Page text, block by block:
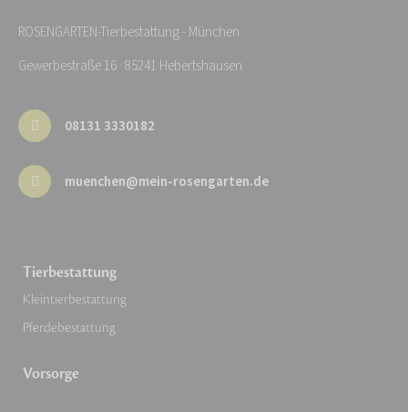
ROSENGARTEN-Tierbestattung - München
Gewerbestraße 16 · 85241 Hebertshausen
08131 3330182
muenchen@mein-rosengarten.de
Tierbestattung
Kleintierbestattung
Pferdebestattung
Vorsorge